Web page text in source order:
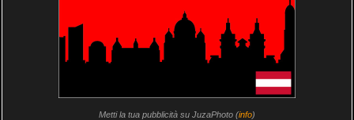
Metti la tua pubblicità su JuzaPhoto (info)